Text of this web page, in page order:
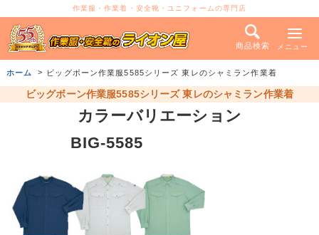
作業服・作業着・安全靴・ユニフォームの専門店
商品検索 メニュー
ホーム ビッグボーン作業服5585シリーズ 東レのシャミラン作業着
ビッグボーン作業服5585シリーズ 東レのシャミラン作業着
カラーバリエーション
BIG-5585